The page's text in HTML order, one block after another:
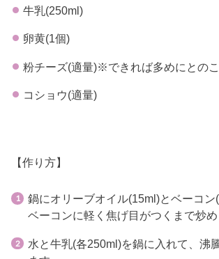
牛乳(250ml)
卵黄(1個)
粉チーズ(適量)※できれば多めにとのこ
コショウ(適量)
【作り方】
鍋にオリーブオイル(15ml)とベーコン
ベーコンに軽く焦げ目がつくまで炒め
水と牛乳(各250ml)を鍋に入れて、沸